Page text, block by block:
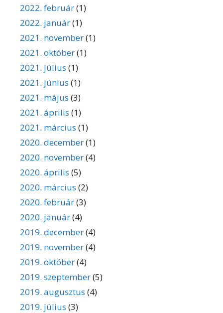
2022. február(1)
2022. január(1)
2021. november(1)
2021. október(1)
2021. július (1)
2021. június (1)
2021. május (3)
2021. április (1)
2021. március (1)
2020. december(1)
2020. november(4)
2020. április (5)
2020. március (2)
2020. február(3)
2020. január(4)
2019. december(4)
2019. november(4)
2019. október(4)
2019. szeptember(5)
2019. augusztus (4)
2019. július (3)